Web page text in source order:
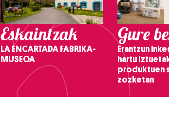
Eskaintzak
LA ENCARTADA FABRIKA-
MUSEOA
Gure
Erantzun
hartu
produktuen
zozketan